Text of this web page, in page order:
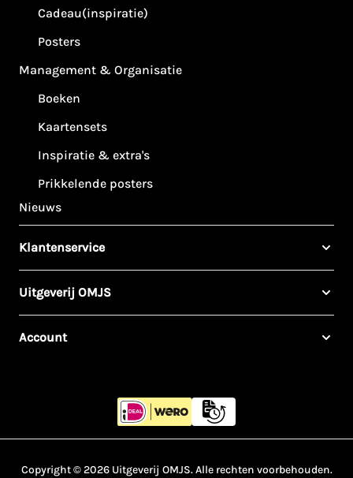
Cadeau(inspiratie)
Posters
Management & Organisatie
Boeken
Kaartensets
Inspiratie & extra's
Prikkelende posters
Nieuws
Klantenservice
Uitgeverij OMJS
Account
Copyright © 2026 Uitgeverij OMJS. Alle rechten voorbehouden.